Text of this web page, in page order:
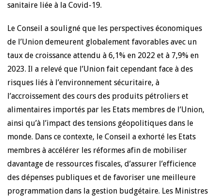
sanitaire liée à la Covid-19.
Le Conseil a souligné que les perspectives économiques
de l’Union demeurent globalement favorables avec un
taux de croissance attendu à 6,1% en 2022 et à 7,9% en
2023. Il a relevé que l’Union fait cependant face à des
risques liés à l’environnement sécuritaire, à
l’accroissement des cours des produits pétroliers et
alimentaires importés par les Etats membres de l’Union,
ainsi qu’à l’impact des tensions géopolitiques dans le
monde. Dans ce contexte, le Conseil a exhorté les Etats
membres à accélérer les réformes afin de mobiliser
davantage de ressources fiscales, d’assurer l’efficience
des dépenses publiques et de favoriser une meilleure
programmation dans la gestion budgétaire. Les Ministres